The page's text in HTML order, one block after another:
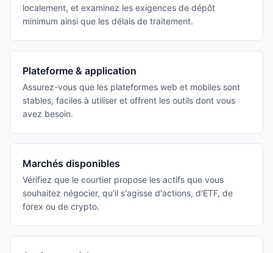
localement, et examinez les exigences de dépôt
minimum ainsi que les délais de traitement.
Plateforme & application
Assurez-vous que les plateformes web et mobiles sont
stables, faciles à utiliser et offrent les outils dont vous
avez besoin.
Marchés disponibles
Vérifiez que le courtier propose les actifs que vous
souhaitez négocier, qu'il s'agisse d'actions, d'ETF, de
forex ou de crypto.